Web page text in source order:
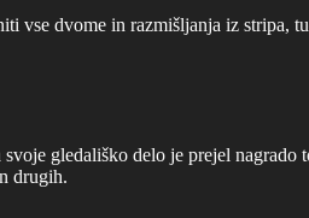
vse dvome in razmišljanja iz stripa,
gledališko delo je prejel nagrado
drugih.